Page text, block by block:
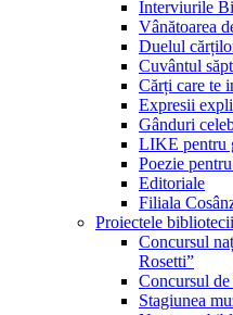
Interviurile
Vânătoarea
Duelul
Cuvântul
Cărți care te
Expresii
Gânduri
LIKE pentru
Poezie
Editoriale
Filiala
Proiectele bibliotecii
Concursul
Rosetti”
Concursul
Stagiunea